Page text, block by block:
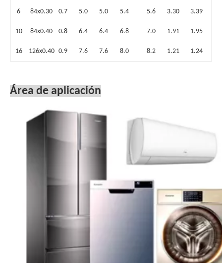
6 84x0.30 0.7 5.0 5.0 5.4 5.6 3.30 3.39
10 84x0.40 0.8 6.4 6.4 6.8 7.0 1.91 1.95
16 126x0.40 0.9 7.6 7.6 8.0 8.2 1.21 1.24
Área de aplicación